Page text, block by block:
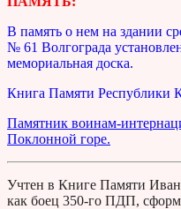
В память о нем на здании
№ 61 Волгограда
мемориальная доска.
Книга Памяти Республики
Памятник воинам-
Поклонной горе.
Учтен в Книге Памяти
как боец 350-го ПДП,